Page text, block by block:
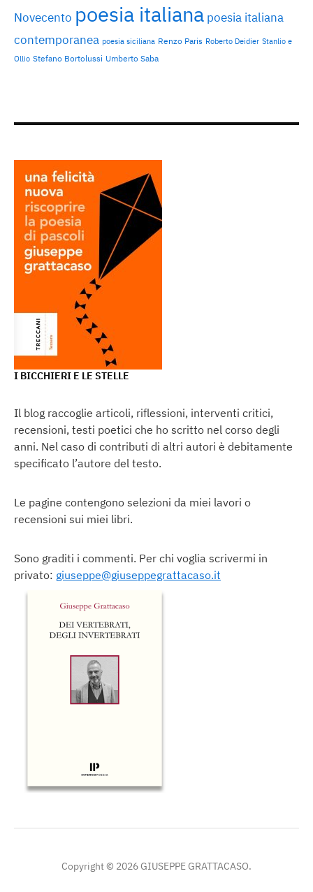
Novecento poesia italiana poesia italiana
contemporanea poesia siciliana Renzo Paris Roberto Deidier Stanlio e
Ollio Stefano Bortolussi Umberto Saba
I BICCHIERI E LE STELLE
Il blog raccoglie articoli, riflessioni, interventi critici,
recensioni, testi poetici che ho scritto nel corso degli
anni. Nel caso di contributi di altri autori è debitamente
specificato l’autore del testo.
Le pagine contengono selezioni da miei lavori o
recensioni sui miei libri.
Sono graditi i commenti. Per chi voglia scrivermi in
privato: giuseppe@giuseppegrattacaso.it
Copyright © 2026 GIUSEPPE GRATTACASO.